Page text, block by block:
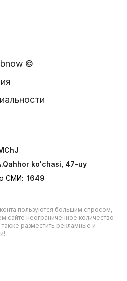
©
ko'chasi, 47-uy
СМИ: 1649
пользуются большим спросом,
сайте неограниченное количество
разместить рекламные и